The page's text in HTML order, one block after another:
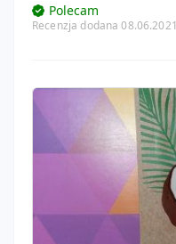
Polecam
Recenzja dodana 08.06.2021